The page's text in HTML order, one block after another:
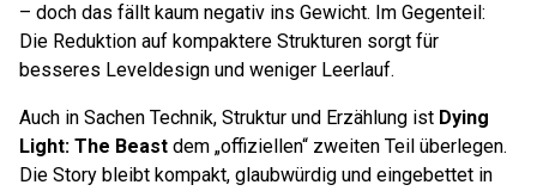
– doch das fällt kaum negativ ins Gewicht. Im Gegenteil:
Die Reduktion auf kompaktere Strukturen sorgt für
besseres Leveldesign und weniger Leerlauf.
Auch in Sachen Technik, Struktur und Erzählung ist Dying
Light: The Beast dem „offiziellen“ zweiten Teil überlegen.
Die Story bleibt kompakt, glaubwürdig und eingebettet in